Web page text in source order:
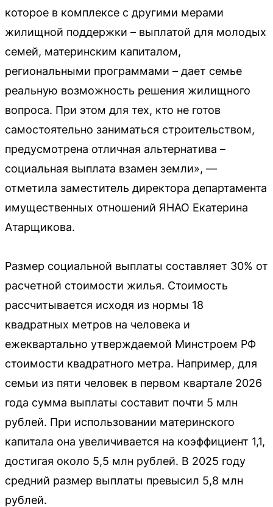
которое в комплексе с другими мерами
жилищной поддержки – выплатой для молодых
семей, материнским капиталом,
региональными программами – дает семье
реальную возможность решения жилищного
вопроса. При этом для тех, кто не готов
самостоятельно заниматься строительством,
предусмотрена отличная альтернатива –
социальная выплата взамен земли», —
отметила заместитель директора департамента
имущественных отношений ЯНАО Екатерина
Атарщикова.
Размер социальной выплаты составляет 30% от
расчетной стоимости жилья. Стоимость
рассчитывается исходя из нормы 18
квадратных метров на человека и
ежеквартально утверждаемой Минстроем РФ
стоимости квадратного метра. Например, для
семьи из пяти человек в первом квартале 2026
года сумма выплаты составит почти 5 млн
рублей. При использовании материнского
капитала она увеличивается на коэффициент 1,1,
достигая около 5,5 млн рублей. В 2025 году
средний размер выплаты превысил 5,8 млн
рублей.